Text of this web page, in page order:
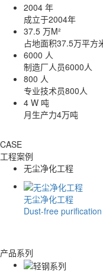
2004 年
成立于2004年
37.5 万M²
占地面积37.5万平方
6000 人
制造厂人员6000人
800 人
专业技术员800人
4 W 吨
月生产力4万吨
CASE
工程案例
无尘净化工程
无尘净化工程
Dust-free
产品系列